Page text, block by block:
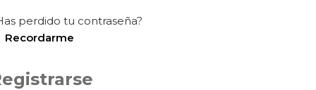
perdido tu contraseña?
Recordarme